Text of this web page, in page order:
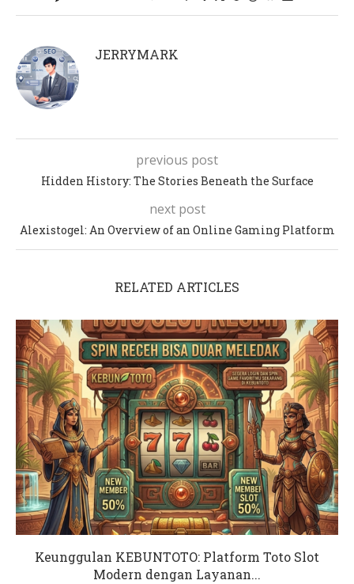
JERRYMARK
previous post
Hidden History: The Stories Beneath the Surface
next post
Alexistogel: An Overview of an Online Gaming Platform
RELATED ARTICLES
Keunggulan KEBUNTOTO: Platform Toto Slot
Modern dengan Layanan...